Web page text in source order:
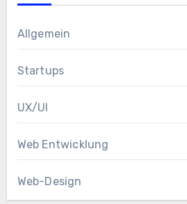
Allgemein
Startups
UX/UI
Web Entwicklung
Web-Design